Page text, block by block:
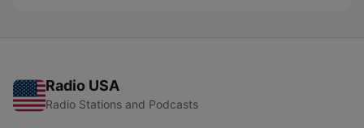
Radio USA
Radio Stations and Podcasts